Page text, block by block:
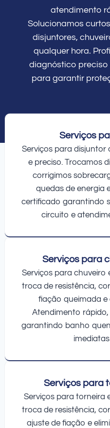
atendimento
Solucionamos
disjuntores,
qualquer hora.
diagnóstico
para garantir
Serviços
Serviços para
e preciso. Trocamos
corrigimos
quedas de energia
certificado garantindo
circuito e
Serviços para
Serviços para chuveiro
troca de resistência,
fiação queimada e
Atendimento
garantindo banho
Serviços para
Serviços para torneira
troca de resistência,
ajuste de fiação e